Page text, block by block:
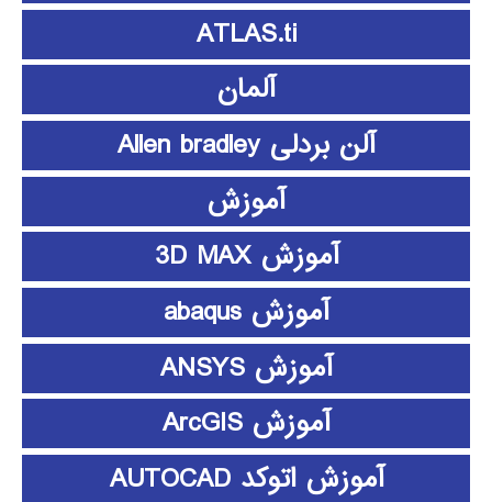
ATLAS.ti
آلمان
آلن بردلی Allen bradley
آموزش
آموزش 3D MAX
آموزش abaqus
آموزش ANSYS
آموزش ArcGIS
آموزش اتوکد AUTOCAD